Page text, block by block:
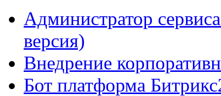
Администратор
версия)
Внедрение
Бот платформа